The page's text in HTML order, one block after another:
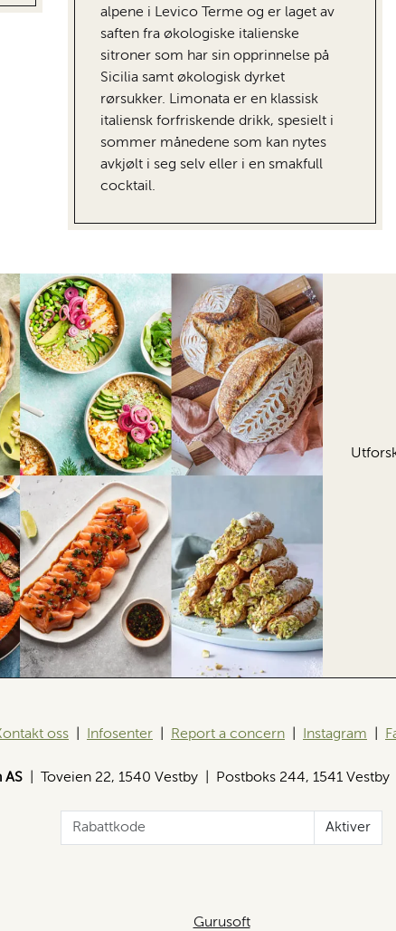
alpene i Levico Terme og er laget av
saften fra økologiske italienske
sitroner som har sin opprinnelse på
Sicilia samt økologisk dyrket
rørsukker. Limonata er en klassisk
italiensk forfriskende drikk, spesielt i
sommer månedene som kan nytes
avkjølt i seg selv eller i en smakfull
cocktail.
oss Infosenter Report a concern Instagram
AS | Toveien 22, 1540 Vestby | Postboks 244, 1541
Aktiver
Gurusoft